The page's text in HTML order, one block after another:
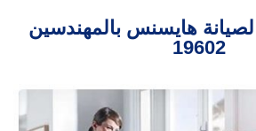
هايسنس بالمهندسين
19602